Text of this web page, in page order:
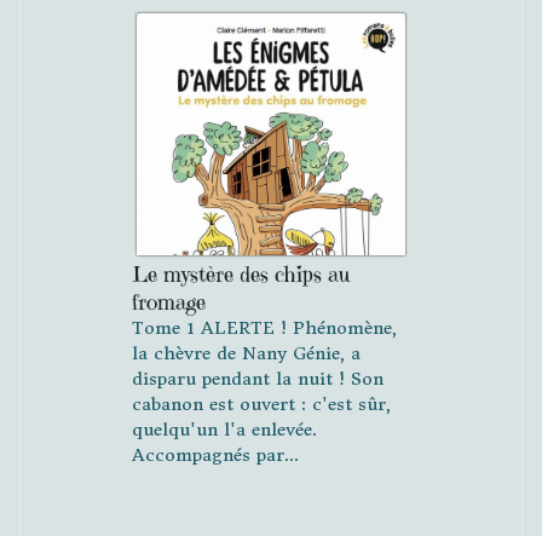
Le mystère des chips au
fromage
Tome 1 ALERTE ! Phénomène,
la chèvre de Nany Génie, a
disparu pendant la nuit ! Son
cabanon est ouvert : c'est sûr,
quelqu'un l'a enlevée.
Accompagnés par...